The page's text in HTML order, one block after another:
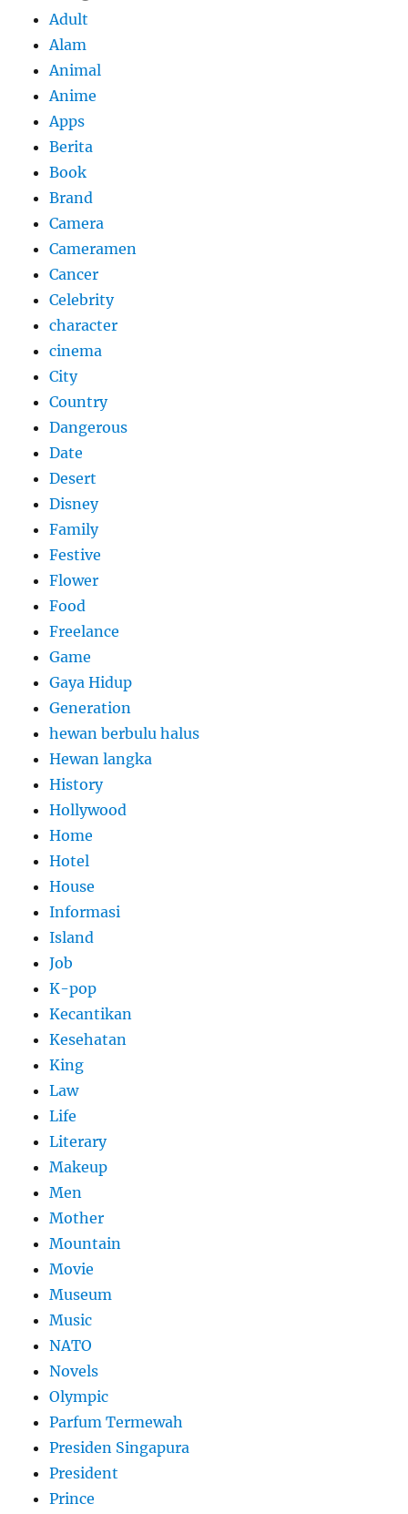
Adult
Alam
Animal
Anime
Apps
Berita
Book
Brand
Camera
Cameramen
Cancer
Celebrity
character
cinema
City
Country
Dangerous
Date
Desert
Disney
Family
Festive
Flower
Food
Freelance
Game
Gaya Hidup
Generation
hewan berbulu halus
Hewan langka
History
Hollywood
Home
Hotel
House
Informasi
Island
Job
K-pop
Kecantikan
Kesehatan
King
Law
Life
Literary
Makeup
Men
Mother
Mountain
Movie
Museum
Music
NATO
Novels
Olympic
Parfum Termewah
Presiden Singapura
President
Prince